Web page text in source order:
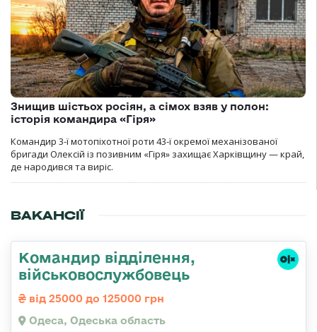
Знищив шістьох росіян, а сімох взяв у полон:
історія командира «Гіря»
Командир 3-ї мотопіхотної роти 43-ї окремої механізованої
бригади Олексій із позивним «Гіря» захищає Харківщину — край,
де народився та виріс.
ВАКАНСІЇ
Командир відділення,
військовослужбовець
від 25000 до 125000 грн
Одеса, Одеська область